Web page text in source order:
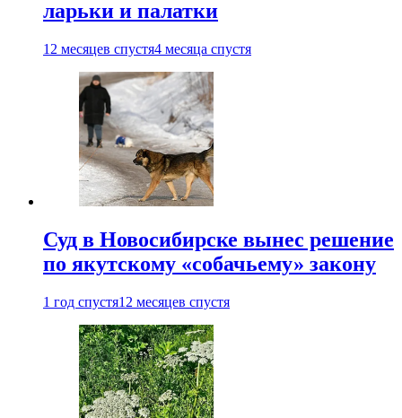
ларьки и палатки
12 месяцев спустя4 месяца спустя
Суд в Новосибирске вынес решение
по якутскому «собачьему» закону
1 год спустя12 месяцев спустя